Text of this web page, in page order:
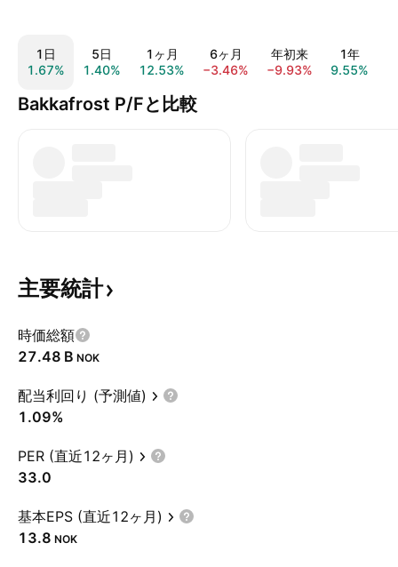
1日
1.67%
5日
1.40%
1ヶ月
12.53%
6ヶ月
−3.46%
年初来
−9.93%
1年
9.55%
Bakkafrost P/Fと比較
主要統計
時価総額
‪27.48 B‬ NOK
配当利回り (予測値)
1.09%
PER (直近12ヶ月)
33.0
基本EPS (直近12ヶ月)
13.8 NOK